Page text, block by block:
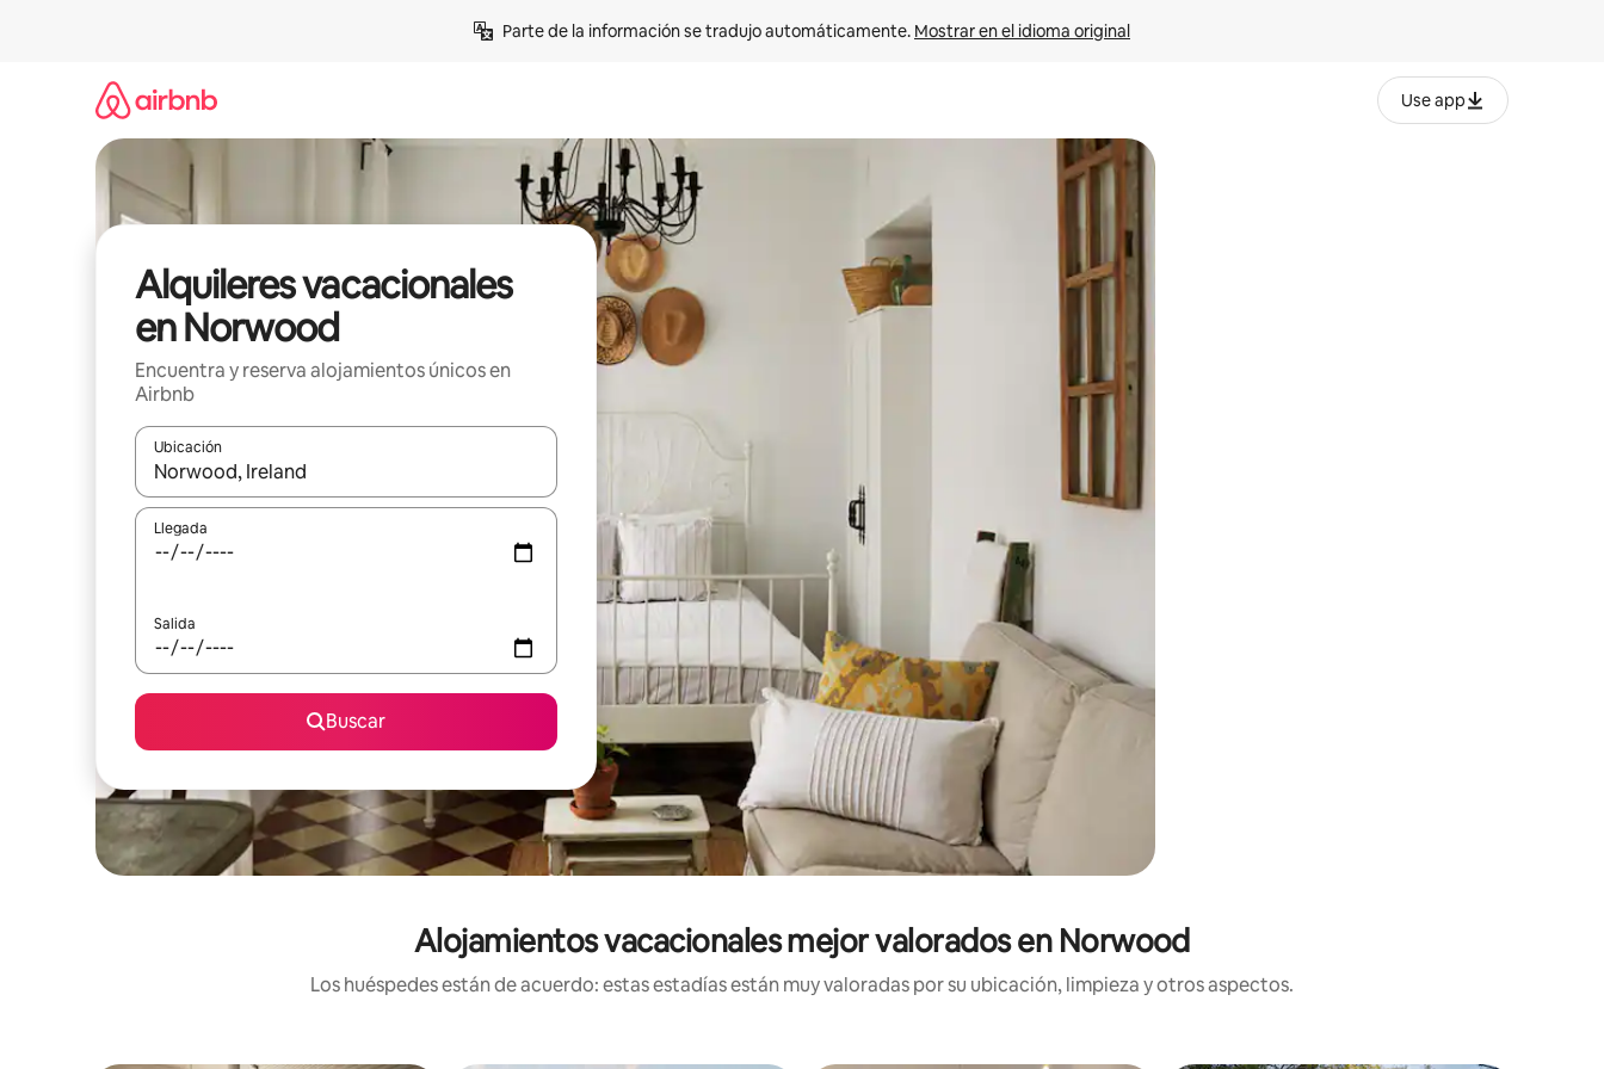
Parte de la información se tradujo automáticamente. Mostrar en el idioma original
Use app
Alquileres vacacionales
en Norwood
Encuentra y reserva alojamientos únicos en
Airbnb
Ubicación
Cuando los resultados estén disponibles, navega con las teclas de flecha hacia arriba y hacia abajo o explora con el tacto o desliza el dedo.
Llegada
Salida
Buscar
Alojamientos vacacionales mejor valorados en Norwood
Los huéspedes están de acuerdo: estas estadías están muy valoradas por su ubicación, limpieza y otros aspectos.